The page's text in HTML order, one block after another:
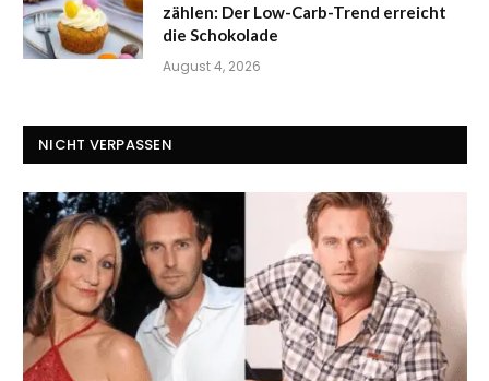
zählen: Der Low-Carb-Trend erreicht
die Schokolade
August 4, 2026
NICHT VERPASSEN